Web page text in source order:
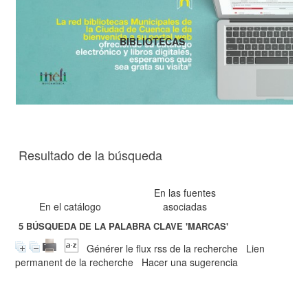
Resultado de la búsqueda
En el catálogo
En las fuentes
asociadas
5 BÚSQUEDA DE LA PALABRA CLAVE'MARCAS'
Générer le flux rss de la recherche
Lien
permanent de la recherche
Hacer una sugerencia
BIBLIOTECAS